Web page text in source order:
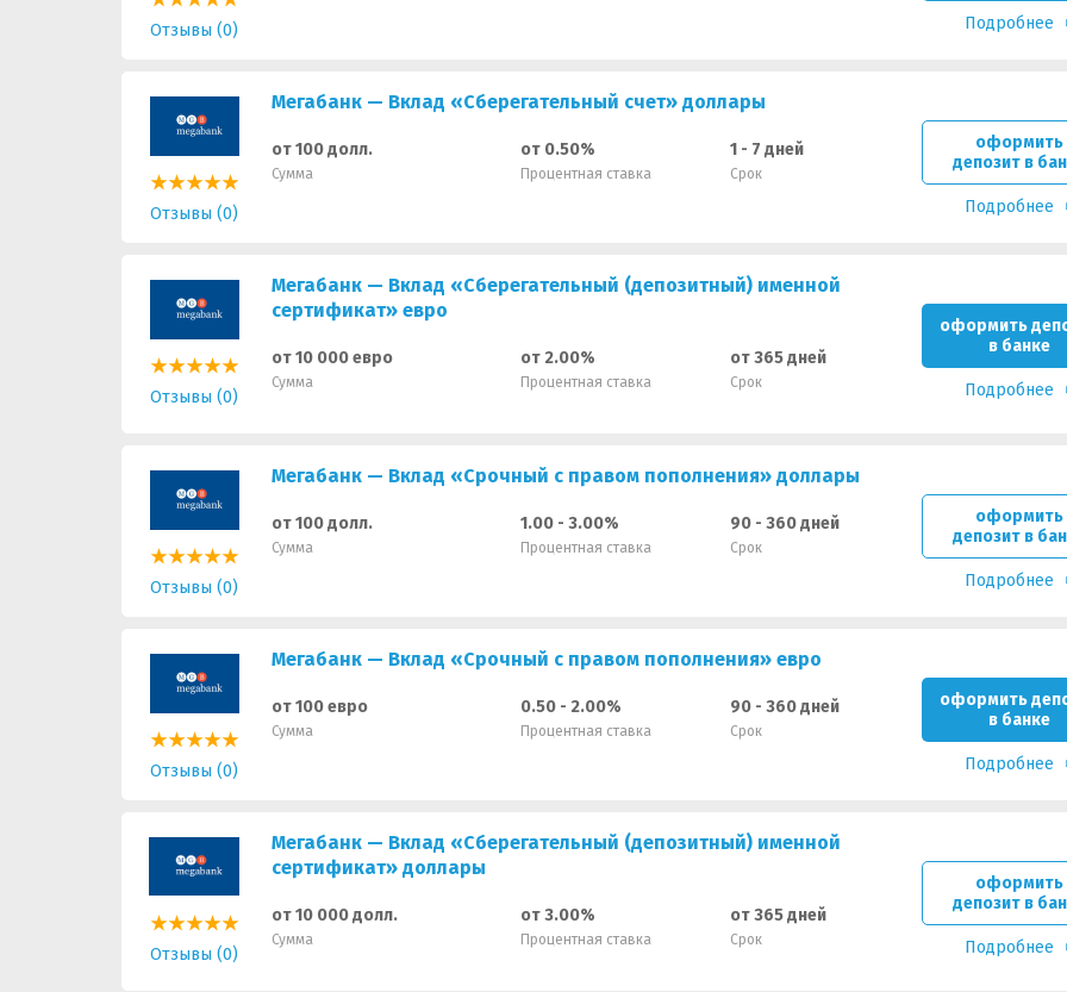
Отзывы (0) Подробнее
Отзывы (0)
Мегабанк — Вклад «Сберегательный счет» доллары
от 100 долл.
Сумма
от 0.50%
Процентная ставка
1 - 7 дней
Срок
оформить
депозит в
Подробнее
Отзывы (0)
Мегабанк — Вклад «Сберегательный (депозитный) именной
сертификат» евро
от 10 000 евро
Сумма
от 2.00%
Процентная ставка
от 365 дней
Срок
оформить
в банке
Подробнее
Отзывы (0)
Мегабанк — Вклад «Срочный с правом пополнения» доллары
от 100 долл.
Сумма
1.00 - 3.00%
Процентная ставка
90 - 360 дней
Срок
оформить
депозит в
Подробнее
Отзывы (0)
Мегабанк — Вклад «Срочный с правом пополнения» евро
от 100 евро
Сумма
0.50 - 2.00%
Процентная ставка
90 - 360 дней
Срок
оформить
в банке
Подробнее
Отзывы (0)
Мегабанк — Вклад «Сберегательный (депозитный) именной
сертификат» доллары
от 10 000 долл.
Сумма
от 3.00%
Процентная ставка
от 365 дней
Срок
оформить
депозит в
Подробнее